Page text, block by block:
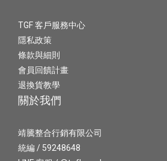
TGF 客戶服務中心
隱私政策
條款與細則
會員回饋計畫
退換貨教學
關於我們
靖騰整合行銷有限公司
統編 / 59248648